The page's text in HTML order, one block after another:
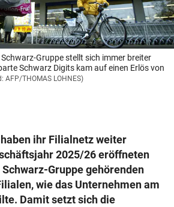
& Co KG 2026
Gruppe stellt sich immer breiter
Schwarz Digits kam auf einen Erlös von
AFP/THOMAS LOHNES)
ihr Filialnetz weiter
2025/26 eröffneten
Gruppe gehörenden
wie das Unternehmen am
Damit setzt sich die